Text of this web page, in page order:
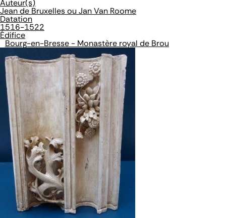
Auteur(s)
Jean de Bruxelles ou Jan Van Roome
Datation
1516-1522
Édifice
Bourg-en-Bresse - Monastère royal de Brou